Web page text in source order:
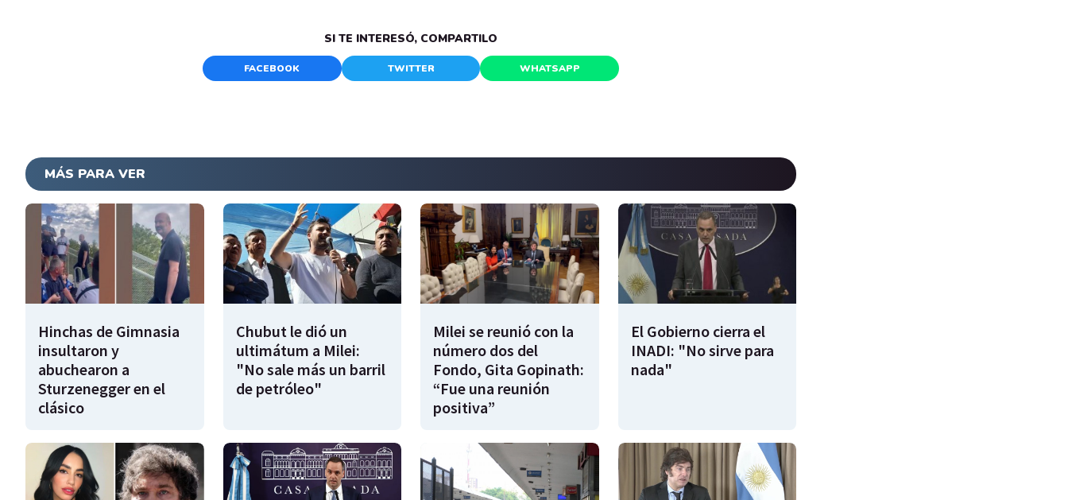
SI TE INTERESÓ, COMPARTILO
FACEBOOK TWITTER WHATSAPP
MÁS PARA VER
Hinchas de Gimnasia
insultaron y
abuchearon a
Sturzenegger en el
clásico
Chubut le dió un
ultimátum a Milei:
"No sale más un barril
de petróleo"
Milei se reunió con la
número dos del
Fondo, Gita Gopinath:
“Fue una reunión
positiva”
El Gobierno cierra el
INADI: "No sirve para
nada"